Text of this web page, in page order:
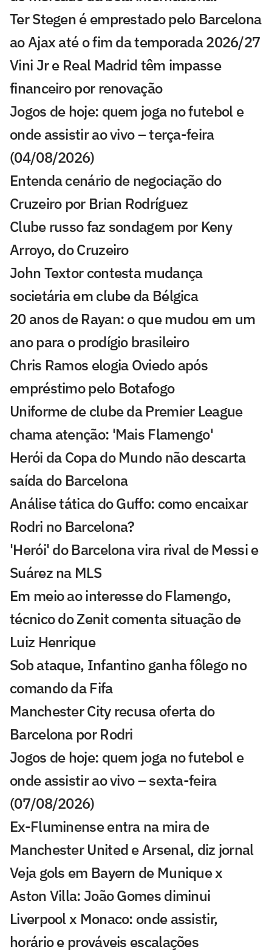
Ter Stegen é emprestado pelo Barcelona
ao Ajax até o fim da temporada 2026/27
Vini Jr e Real Madrid têm impasse
financeiro por renovação
Jogos de hoje: quem joga no futebol e
onde assistir ao vivo – terça-feira
(04/08/2026)
Entenda cenário de negociação do
Cruzeiro por Brian Rodríguez
Clube russo faz sondagem por Keny
Arroyo, do Cruzeiro
John Textor contesta mudança
societária em clube da Bélgica
20 anos de Rayan: o que mudou em um
ano para o prodígio brasileiro
Chris Ramos elogia Oviedo após
empréstimo pelo Botafogo
Uniforme de clube da Premier League
chama atenção: 'Mais Flamengo'
Herói da Copa do Mundo não descarta
saída do Barcelona
Análise tática do Guffo: como encaixar
Rodri no Barcelona?
'Herói' do Barcelona vira rival de Messi e
Suárez na MLS
Em meio ao interesse do Flamengo,
técnico do Zenit comenta situação de
Luiz Henrique
Sob ataque, Infantino ganha fôlego no
comando da Fifa
Manchester City recusa oferta do
Barcelona por Rodri
Jogos de hoje: quem joga no futebol e
onde assistir ao vivo – sexta-feira
(07/08/2026)
Ex-Fluminense entra na mira de
Manchester United e Arsenal, diz jornal
Veja gols em Bayern de Munique x
Aston Villa: João Gomes diminui
Liverpool x Monaco: onde assistir,
horário e prováveis escalações